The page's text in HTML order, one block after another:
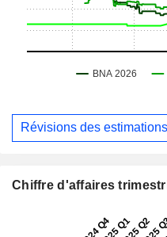
Révisions des estimations
Chiffre d'affaires